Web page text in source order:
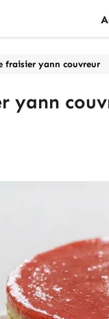
fraisier yann couvreur
yann